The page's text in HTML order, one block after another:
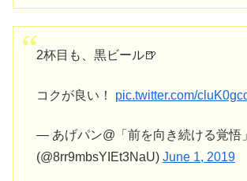
2杯目も、黒ビール🍺
コクが良い！ pic.twitter.com/
— あげパン@「前を向き続ける覚悟」
(@8rr9mbsYIEt3NaU) June 1, 2019